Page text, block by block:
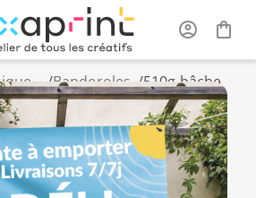
/Banderoles
publicitaires
/510g bâche
enduite PVC